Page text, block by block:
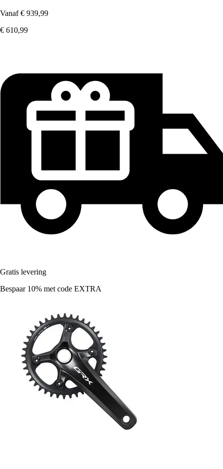
Vanaf € 939,99
€ 610,99
Gratis levering
Bespaar 10% met code EXTRA